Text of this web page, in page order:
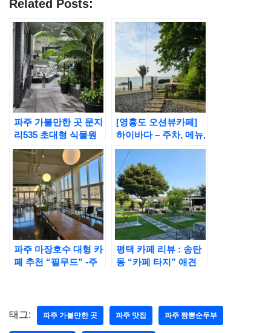
Related Posts:
파주 가볼만한 곳 문지
리535 초대형 식물원
카페 추천
[영흥도 오션뷰카페]
하이바다 – 주차, 메뉴,
애견동반, 십리포해수
욕장
파주 마장호수 대형 카
페 추천 “필무드” -주
평택 카페 리뷰 : 송탄
동 “카페 타지” 애견
태그: 파주 가볼만한 곳 파주 맛집 파주 짬뽕순두부